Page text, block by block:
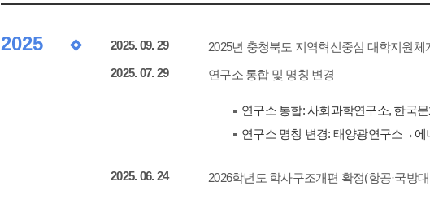
2025 2025. 09. 29
2025년 충청북도 지역혁신중심 대학지원체
2025. 07. 29
연구소 통합 및 명칭 변경
연구소 통합: 사회과학연구소, 한국
연구소 명칭 변경: 태양광연구소→에
2025. 06. 24
2026학년도 학사구조개편 확정(항공·국방